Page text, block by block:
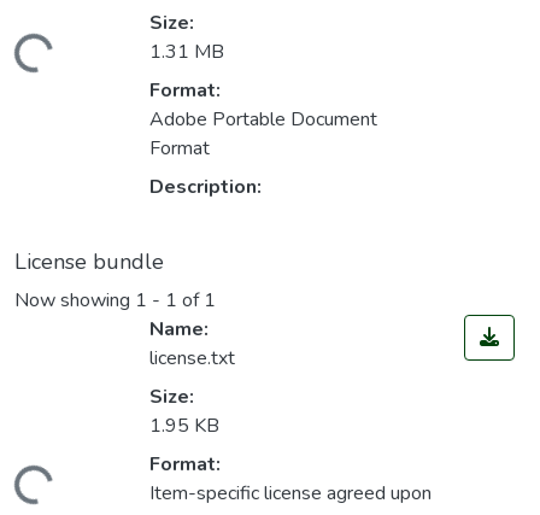
Size:
1.31 MB
Format:
Adobe Portable Document
Format
Description:
License bundle
Now showing 1 - 1 of 1
Name:
license.txt
Size:
1.95 KB
Format:
Item-specific license agreed upon